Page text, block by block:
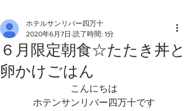
６月限定朝食☆たたき丼と
卵かけごはん
ホテルサンリバー四万十
2020年6月7日 読了時間: 1分
こんにちは
ホテンサンリバー四万十です